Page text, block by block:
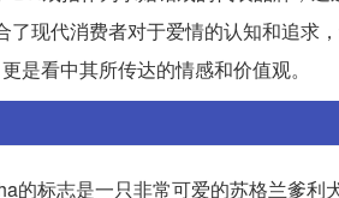
现代消费者对于爱情的认知和追求
是看中其所传达的情感和价值观。
的标志是一只非常可爱的苏格兰爹利